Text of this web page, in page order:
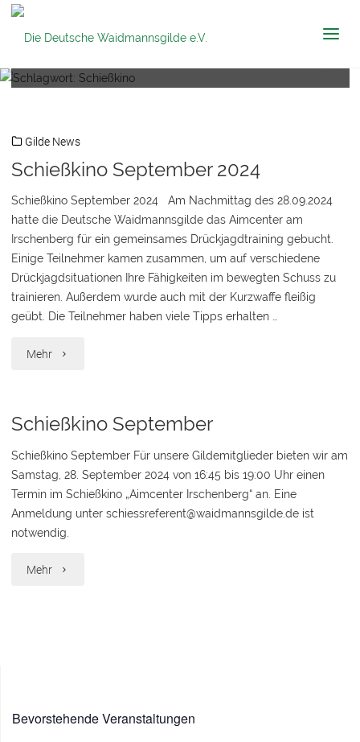
Gilde News
Schießkino September 2024
Schießkino September 2024 Am Nachmittag des 28.09.2024
hatte die Deutsche Waidmannsgilde das Aimcenter am
Irschenberg für ein gemeinsames Drückjagdtraining gebucht.
Einige Teilnehmer kamen zusammen, um auf verschiedene
Drückjagdsituationen Ihre Fähigkeiten im bewegten Schuss zu
trainieren. Außerdem wurde auch mit der Kurzwaffe fleißig
geübt. Die Teilnehmer haben viele Tipps erhalten …
Mehr "Schießkino
2024"
Schießkino September
Schießkino September Für unsere Gildemitglieder bieten wir am
Samstag, 28. September 2024 von 16:45 bis 19:00 Uhr einen
Termin im Schießkino „Aimcenter Irschenberg“ an. Eine
Anmeldung unter schiessreferent@waidmannsgilde.de ist
notwendig.
Mehr "Schießkino
Bevorstehende Veranstaltungen